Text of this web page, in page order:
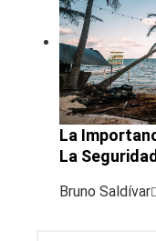
La
La
Bruno Saldívar